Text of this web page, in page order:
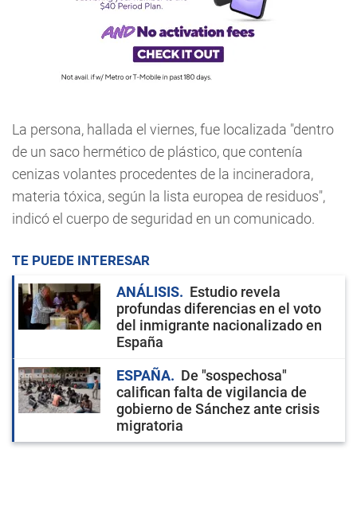
La persona, hallada el viernes, fue localizada "dentro
de un saco hermético de plástico, que contenía
cenizas volantes procedentes de la incineradora,
materia tóxica, según la lista europea de residuos",
indicó el cuerpo de seguridad en un comunicado.
TE PUEDE INTERESAR
ANÁLISIS
Estudio revela
profundas diferencias en el voto
del inmigrante nacionalizado en
España
ESPAÑA
De "sospechosa"
califican falta de vigilancia de
gobierno de Sánchez ante crisis
migratoria